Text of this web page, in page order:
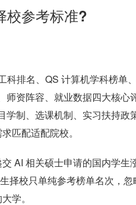
校参考标准?
排名、QS 计算机学科榜单
资阵容、就业数据四大核心
制、选课机制、实习扶持政
匹配适配院校。
AI 相关硕士申请的国内学生
择校只单纯参考榜单名次，
学。